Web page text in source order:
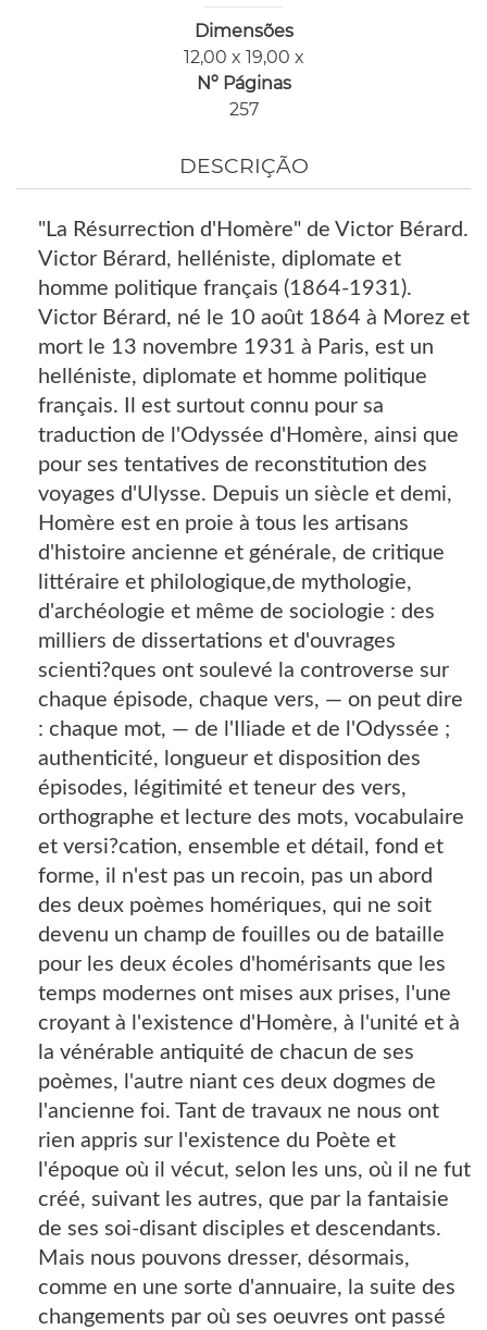
Dimensões
12,00 x 19,00 x
Nº Páginas
257
DESCRIÇÃO
"La Résurrection d'Homère" de Victor Bérard.
Victor Bérard, helléniste, diplomate et
homme politique français (1864-1931).
Victor Bérard, né le 10 août 1864 à Morez et
mort le 13 novembre 1931 à Paris, est un
helléniste, diplomate et homme politique
français. Il est surtout connu pour sa
traduction de l'Odyssée d'Homère, ainsi que
pour ses tentatives de reconstitution des
voyages d'Ulysse. Depuis un siècle et demi,
Homère est en proie à tous les artisans
d'histoire ancienne et générale, de critique
littéraire et philologique,de mythologie,
d'archéologie et même de sociologie : des
milliers de dissertations et d'ouvrages
scienti?ques ont soulevé la controverse sur
chaque épisode, chaque vers, — on peut dire
: chaque mot, — de l'Iliade et de l'Odyssée ;
authenticité, longueur et disposition des
épisodes, légitimité et teneur des vers,
orthographe et lecture des mots, vocabulaire
et versi?cation, ensemble et détail, fond et
forme, il n'est pas un recoin, pas un abord
des deux poèmes homériques, qui ne soit
devenu un champ de fouilles ou de bataille
pour les deux écoles d'homérisants que les
temps modernes ont mises aux prises, l'une
croyant à l'existence d'Homère, à l'unité et à
la vénérable antiquité de chacun de ses
poèmes, l'autre niant ces deux dogmes de
l'ancienne foi. Tant de travaux ne nous ont
rien appris sur l'existence du Poète et
l'époque où il vécut, selon les uns, où il ne fut
créé, suivant les autres, que par la fantaisie
de ses soi-disant disciples et descendants.
Mais nous pouvons dresser, désormais,
comme en une sorte d'annuaire, la suite des
changements par où ses oeuvres ont passé